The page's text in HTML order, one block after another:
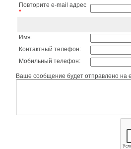
Повторите e-mail адрес
*
Имя:
Контактный телефон:
Мобильный телефон:
Ваше сообщение будет отправлено на